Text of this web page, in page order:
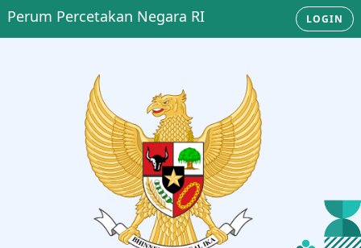
Perum Percetakan Negara RI LOGIN